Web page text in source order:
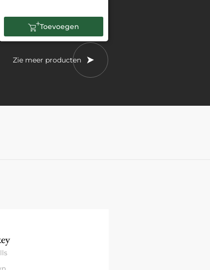
Toevoegen
Zie meer producten